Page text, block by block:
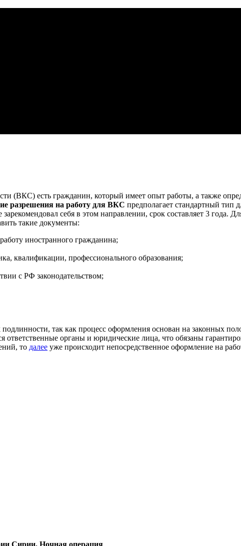
(ВКС) есть гражданин, который имеет опыт работы, а также
разрешения на работу для ВКС предполагает стандартный тип
себя в этом направлении, срок составляет 3 года.
такие документы:
иностранного гражданина;
квалификации, профессионального образования;
с РФ законодательством;
так как процесс оформления основан на законных
органы и юридические лица, что обязаны
то далее уже происходит непосредственное оформление на
Сирии. Ночная операция